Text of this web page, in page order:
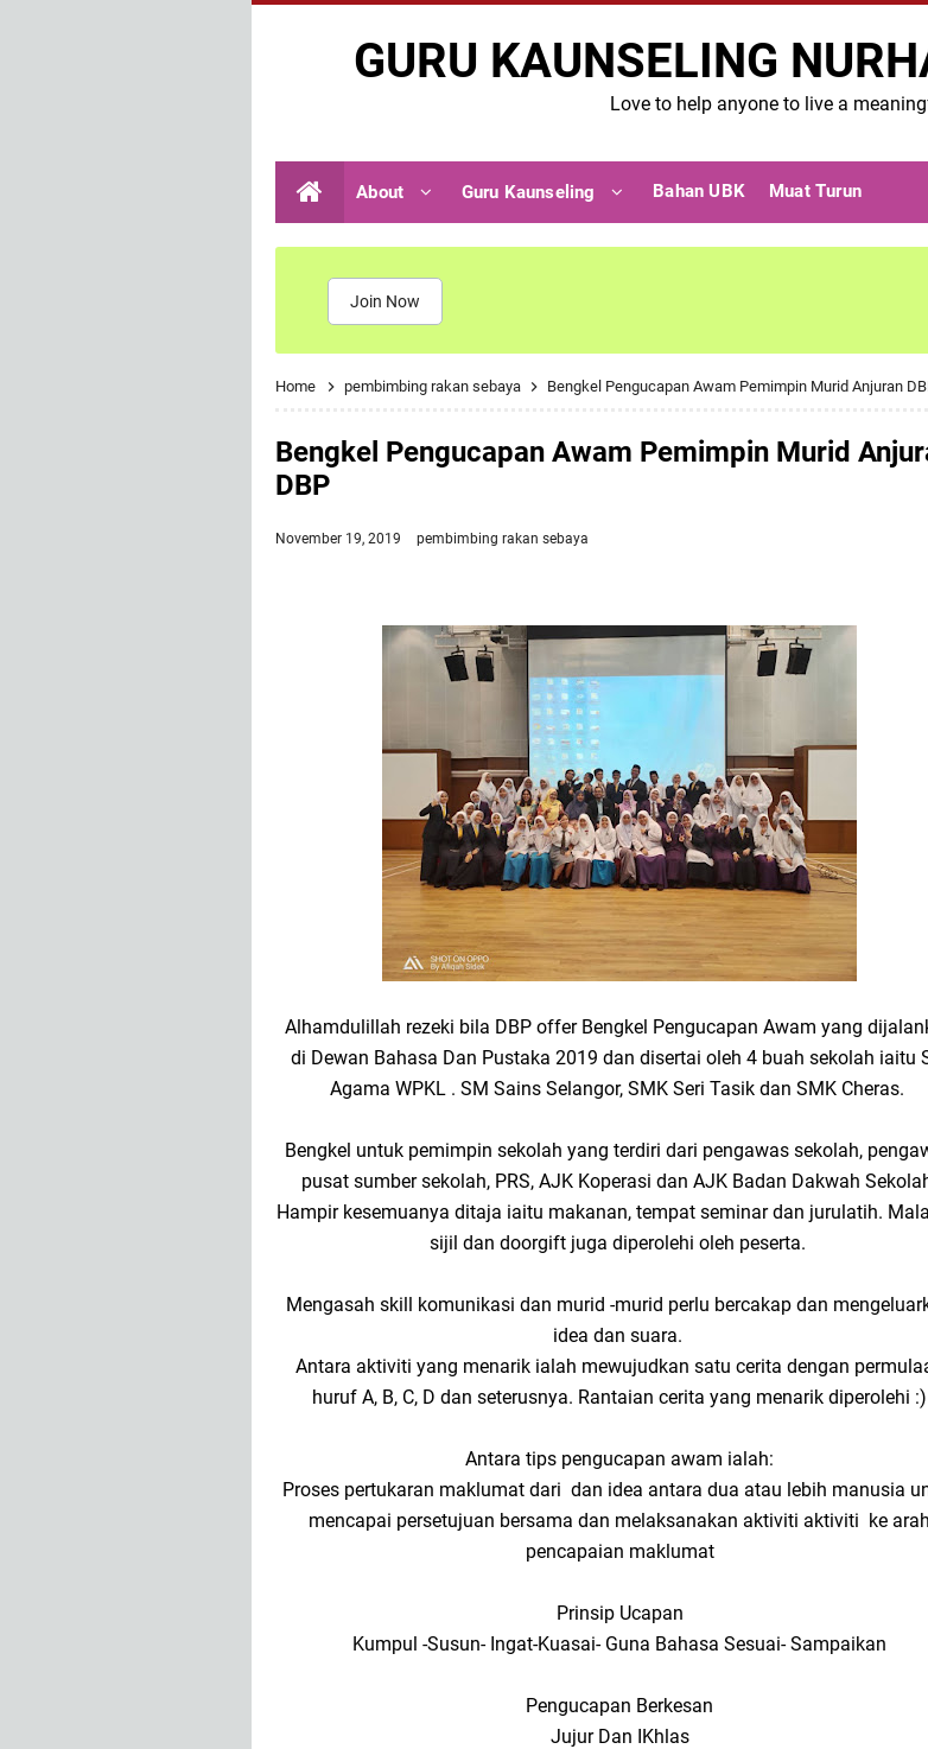
GURU KAUNSELING
Love to help anyone to live a
About Guru Kaunseling Bahan UBK Muat Turun
Join Now
Home pembimbing rakan sebaya Bengkel Pengucapan Awam Pemimpin Murid Anjuran
Bengkel Pengucapan Awam Pemimpin Murid
DBP
November 19, 2019 pembimbing rakan sebaya
Alhamdulillah rezeki bila DBP offer Bengkel Pengucapan Awam yang
di Dewan Bahasa Dan Pustaka 2019 dan disertai oleh 4 buah sekolah iaitu
Agama WPKL . SM Sains Selangor, SMK Seri Tasik dan SMK Cheras.
Bengkel untuk pemimpin sekolah yang terdiri dari pengawas sekolah,
pusat sumber sekolah, PRS, AJK Koperasi dan AJK Badan Dakwah
Hampir kesemuanya ditaja iaitu makanan, tempat seminar dan jurulatih.
sijil dan doorgift juga diperolehi oleh peserta.
Mengasah skill komunikasi dan murid -murid perlu bercakap dan
idea dan suara.
Antara aktiviti yang menarik ialah mewujudkan satu cerita dengan
huruf A, B, C, D dan seterusnya. Rantaian cerita yang menarik diperolehi :)
Antara tips pengucapan awam ialah:
Proses pertukaran maklumat dari dan idea antara dua atau lebih manusia
mencapai persetujuan bersama dan melaksanakan aktiviti aktiviti ke arah
pencapaian maklumat
Prinsip Ucapan
Kumpul -Susun- Ingat-Kuasai- Guna Bahasa Sesuai- Sampaikan
Pengucapan Berkesan
Jujur Dan IKhlas